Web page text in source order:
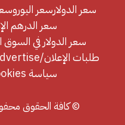
سعر الدولارسعر اليورو
سعر الدرهم
سعر الدولار في السوق
طلبات الإعلان/Advertise
سياسة Cookies
© كافة الحقوق محفوظة مصر